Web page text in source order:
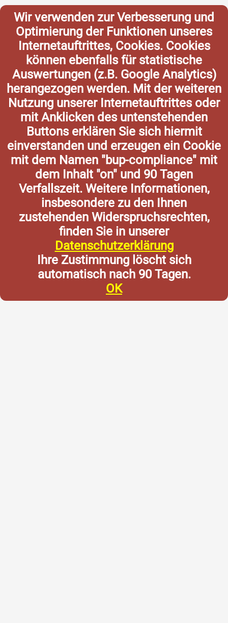
Wir verwenden zur Verbesserung und
Optimierung der Funktionen unseres
Internetauftrittes, Cookies. Cookies
können ebenfalls für statistische
Auswertungen (z.B. Google Analytics)
herangezogen werden. Mit der weiteren
Nutzung unserer Internetauftrittes oder
mit Anklicken des untenstehenden
Buttons erklären Sie sich hiermit
einverstanden und erzeugen ein Cookie
mit dem Namen "bup-compliance" mit
dem Inhalt "on" und 90 Tagen
Verfallszeit. Weitere Informationen,
insbesondere zu den Ihnen
zustehenden Widerspruchsrechten,
finden Sie in unserer
Datenschutzerklärung
Ihre Zustimmung löscht sich
automatisch nach 90 Tagen.
OK